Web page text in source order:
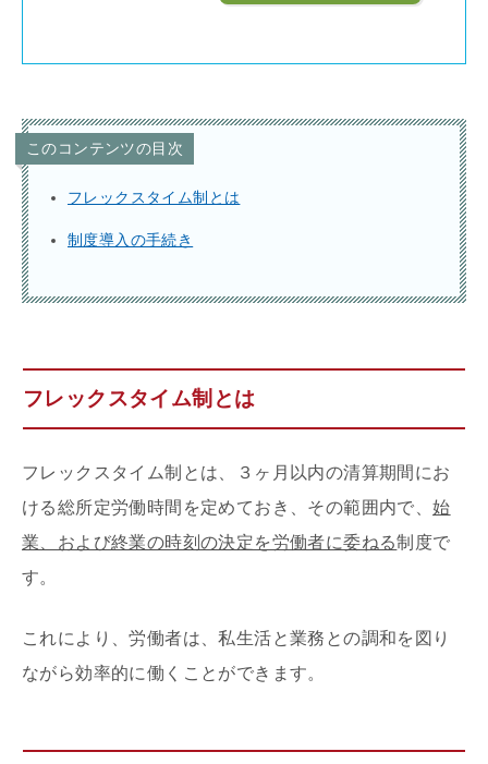
このコンテンツの目次
フレックスタイム制とは
制度導入の手続き
フレックスタイム制とは
フレックスタイム制とは、３ヶ月以内の清算期間にお
ける総所定労働時間を定めておき、その範囲内で、始
業、および終業の時刻の決定を労働者に委ねる制度で
す。
これにより、労働者は、私生活と業務との調和を図り
ながら効率的に働くことができます。